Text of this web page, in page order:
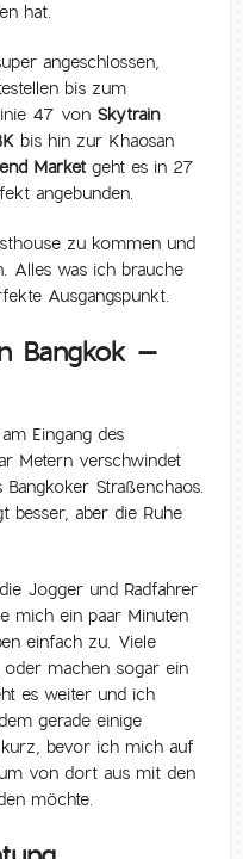
hat.
angeschlossen,
bis zum
47 von Skytrain
bis hin zur Khaosan
Market geht es in 27
angebunden.
zu kommen und
Alles was ich brauche
Ausgangspunkt.
Bangkok –
Eingang des
Metern verschwindet
Straßenchaos.
besser, aber die Ruhe
Jogger und Radfahrer
mich ein paar Minuten
einfach zu. Viele
machen sogar ein
es weiter und ich
gerade einige
bevor ich mich auf
von dort aus mit den
möchte.